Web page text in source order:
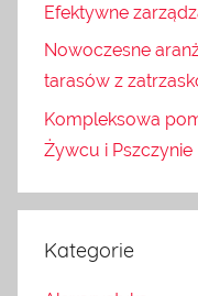
Efektywne
Nowoczesne
tarasów z
Kompleksowa
Żywcu i Pszczynie
Kategorie